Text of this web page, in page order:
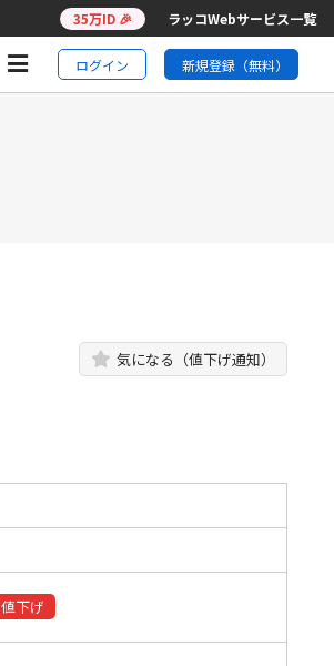
35万ID 🎉 ラッコWebサービス一覧
ログイン 新規登録（無料）
気になる（値下げ通知）
値下げ